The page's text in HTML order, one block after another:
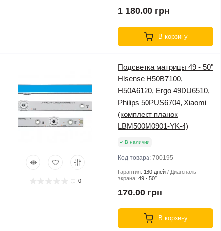
1 180.00 грн
В корзину
0
Подсветка матрицы 49 - 50"
Hisense H50B7100,
H50A6120, Ergo 49DU6510,
Philips 50PUS6704, Xiaomi
(комплект планок
LBM500M0901-YK-4)
В наличии
Код товара: 700195
Гарантия: 180 дней
Диагональ
экрана: 49 - 50″
170.00 грн
В корзину